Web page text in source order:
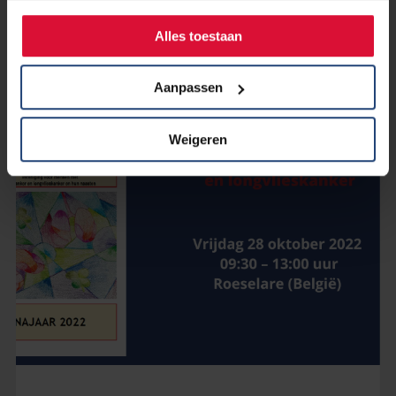
Alles toestaan
Aanpassen
Weigeren
Lees verder